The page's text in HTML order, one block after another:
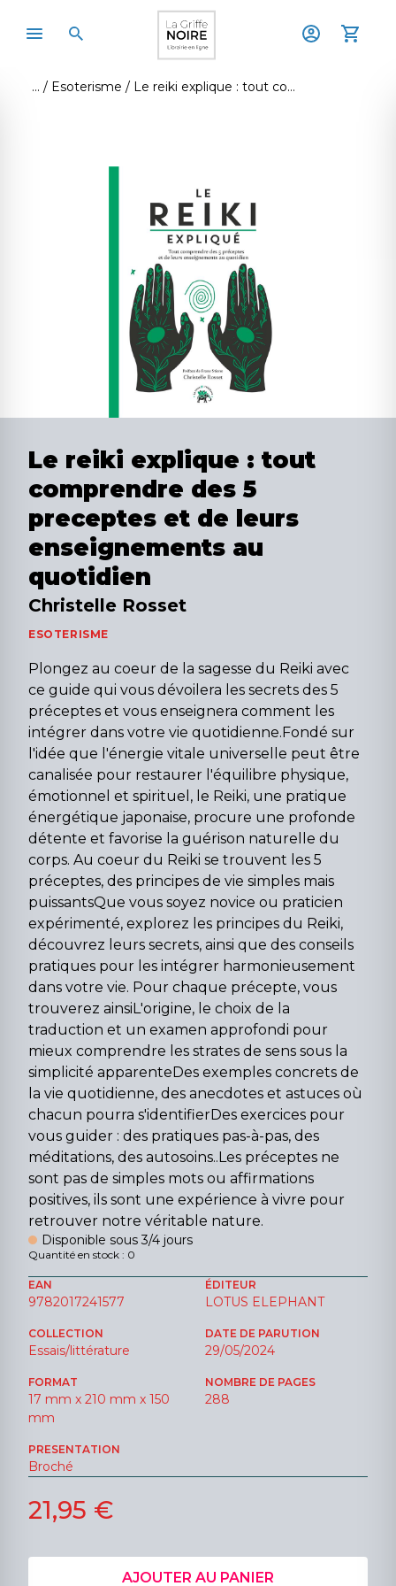
Esoterisme Le reiki explique : tout comprendre des 5 preceptes et de leurs enseignements au quotidien
Le reiki explique : tout
comprendre des 5
preceptes et de leurs
enseignements au
quotidien
Christelle Rosset
ESOTERISME
Plongez au coeur de la sagesse du Reiki avec
ce guide qui vous dévoilera les secrets des 5
préceptes et vous enseignera comment les
intégrer dans votre vie quotidienne.Fondé sur
l'idée que l'énergie vitale universelle peut être
canalisée pour restaurer l'équilibre physique,
émotionnel et spirituel, le Reiki, une pratique
énergétique japonaise, procure une profonde
détente et favorise la guérison naturelle du
corps. Au coeur du Reiki se trouvent les 5
préceptes, des principes de vie simples mais
puissantsQue vous soyez novice ou praticien
expérimenté, explorez les principes du Reiki,
découvrez leurs secrets, ainsi que des conseils
pratiques pour les intégrer harmonieusement
dans votre vie. Pour chaque précepte, vous
trouverez ainsiL'origine, le choix de la
traduction et un examen approfondi pour
mieux comprendre les strates de sens sous la
simplicité apparenteDes exemples concrets de
la vie quotidienne, des anecdotes et astuces où
chacun pourra s'identifierDes exercices pour
vous guider : des pratiques pas-à-pas, des
méditations, des autosoins..Les préceptes ne
sont pas de simples mots ou affirmations
positives, ils sont une expérience à vivre pour
retrouver notre véritable nature.
Disponible sous 3/4 jours
Quantité en stock : 0
EAN
9782017241577
ÉDITEUR
LOTUS ELEPHANT
COLLECTION
Essais/littérature
DATE DE PARUTION
29/05/2024
FORMAT
17 mm x 210 mm x 150
mm
NOMBRE DE PAGES
288
PRESENTATION
Broché
21,95 €
AJOUTER AU PANIER